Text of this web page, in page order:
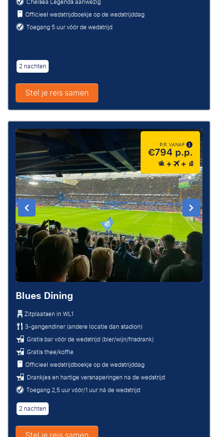
Officieel wedstrijdboekje op de wedstrijddag
Toegang 5 uur vóór de wedstrijd
2 nachten
Stel je reis samen
P.P. VANAF
€794 p.p.
Blues Dining
Zitplaatsen inWL1
3-gangendiner (andere locatie dan stadion)
Gratis bar vóór de wedstrijd (bier/wijn/frisdrank)
Gratis thee/koffie
Officieel wedstrijdboekje op de wedstrijddag
Drankjes en hartige versnaperingen na de wedstrijd
Toegang 2,5 uur vóór/1 uur ná de wedstrijd
2 nachten